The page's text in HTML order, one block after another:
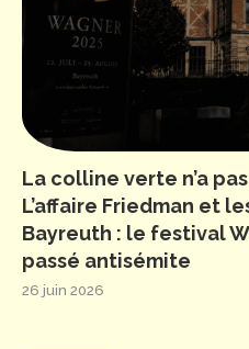
La colline verte n’a
L’affaire Friedman et
Bayreuth : le festival
passé antisémite
26 juin 2026